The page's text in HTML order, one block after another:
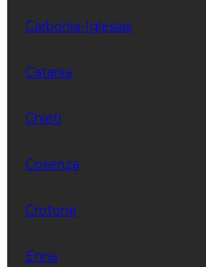
Carbonia-Iglesias
Catania
Chieti
Cosenza
Crotone
Enna